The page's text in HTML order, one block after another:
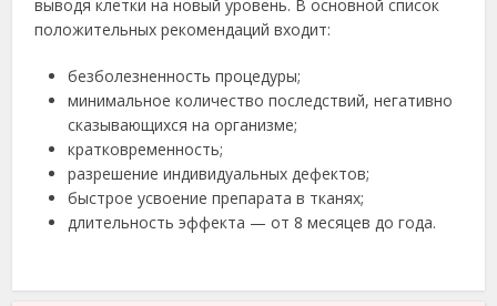
выводя клетки на новый уровень. В основной список
положительных рекомендаций входит:
безболезненность процедуры;
минимальное количество последствий, негативно
сказывающихся на организме;
кратковременность;
разрешение индивидуальных дефектов;
быстрое усвоение препарата в тканях;
длительность эффекта — от 8 месяцев до года.